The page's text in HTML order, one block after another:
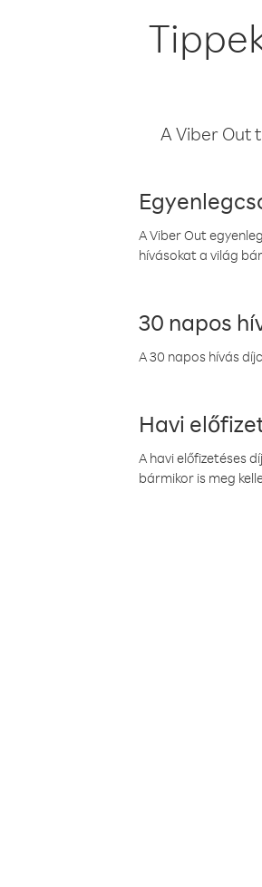
A Viber Out
A Viber Out
hívásokat a világ
30 napos
A 30 napos hívás
Havi
A havi előfizetéses
bármikor is meg